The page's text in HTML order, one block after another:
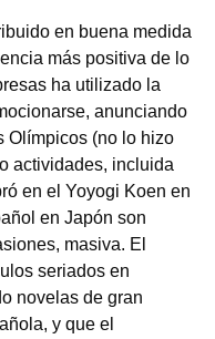
en buena medida
más positiva de lo
ha utilizado la
anunciando
Olímpicos (no lo hizo
actividades, incluida
en el Yoyogi Koen en
en Japón son
masiva. El
seriados en
novelas de gran
y que el